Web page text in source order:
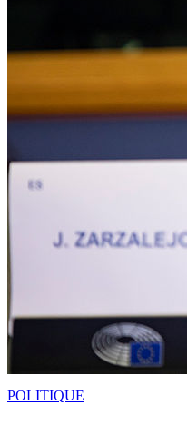
POLITIQUE